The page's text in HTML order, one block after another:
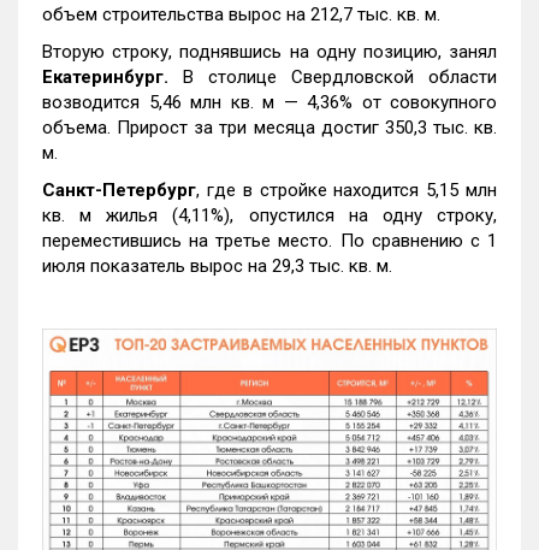
объем строительства вырос на 212,7 тыс. кв. м.
Вторую строку, поднявшись на одну позицию, занял
Екатеринбург. В столице Свердловской области
возводится 5,46 млн кв. м — 4,36% от совокупного
объема. Прирост за три месяца достиг 350,3 тыс. кв.
м.
Санкт-Петербург, где в стройке находится 5,15 млн
кв. м жилья (4,11%), опустился на одну строку,
переместившись на третье место. По сравнению с 1
июля показатель вырос на 29,3 тыс. кв. м.